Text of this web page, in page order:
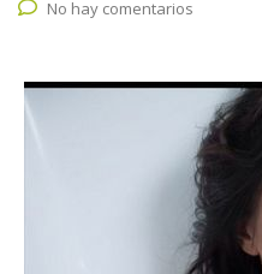
No hay comentarios